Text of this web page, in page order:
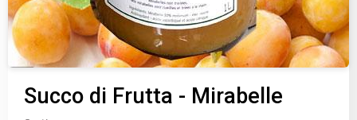
Succo di Frutta - Mirabelle